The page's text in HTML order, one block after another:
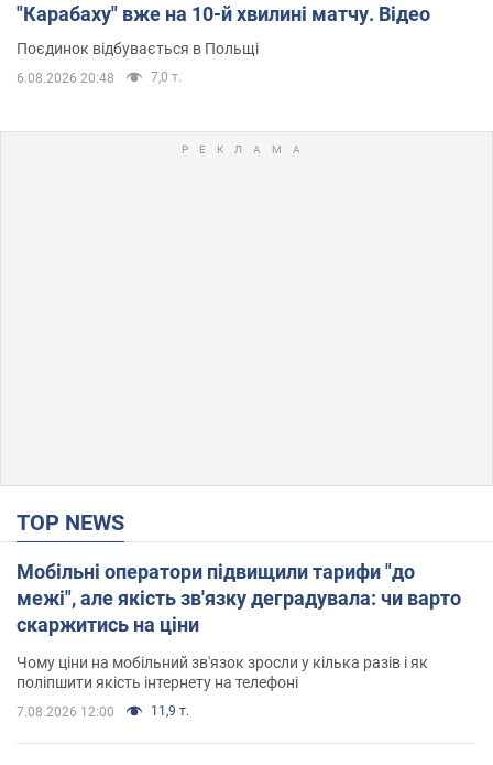
"Карабаху" вже на 10-й хвилині матчу. Відео
Поєдинок відбувається в Польщі
6.08.2026 20:48 7,0 т.
TOP NEWS
Мобільні оператори підвищили тарифи "до
межі", але якість зв'язку деградувала: чи варто
скаржитись на ціни
Чому ціни на мобільний зв'язок зросли у кілька разів і як
поліпшити якість інтернету на телефоні
7.08.2026 12:00 11,9 т.